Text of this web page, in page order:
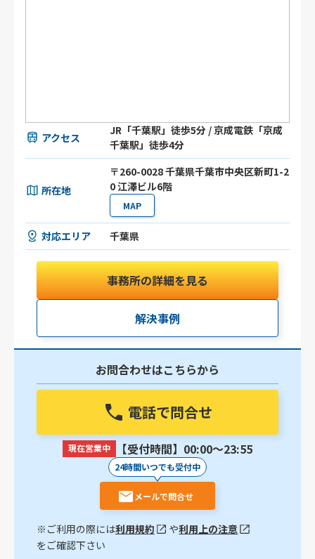
アクセス
JR「千葉駅」徒歩5分 / 京成電鉄「京成
千葉駅」徒歩4分
所在地
〒260-0028 千葉県千葉市中央区新町1-2
0 江澤ビル6階
MAP
対応エリア 千葉県
事務所の詳細を見る
解決事例
お問合わせはこちらから
電話で問合せ
現在営業中 【受付時間】00:00〜23:55
24時間いつでも受付中
メールで問合せ
※ご利用の際には利用規約 や利用上の注意
をご確認下さい